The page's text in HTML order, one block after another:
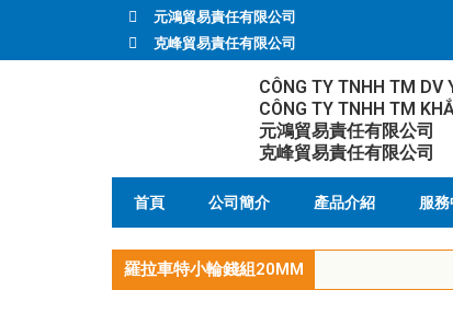
元鴻貿易責任有限公司
克峰貿易責任有限公司
CÔNG TY TNHH TM DV
CÔNG TY TNHH TM
元鴻貿易責任有限公司
克峰貿易責任有限公司
首頁 公司簡介 產品介紹 服
羅拉車特小輪錢組20MM